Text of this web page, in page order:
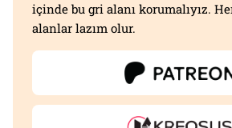
içinde bu gri alanı korumalıyız.
alanlar lazım olur.